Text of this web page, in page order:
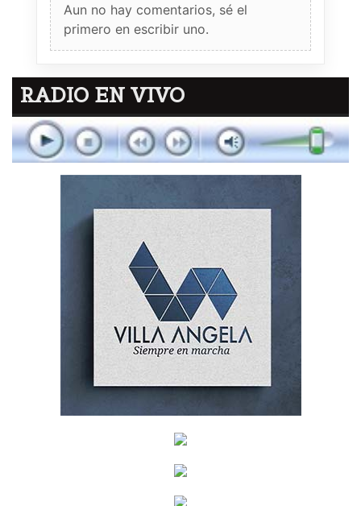
Aun no hay comentarios, sé el
primero en escribir uno.
RADIO EN VIVO